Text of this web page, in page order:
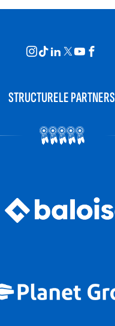
STRUCTURELE PARTNERS